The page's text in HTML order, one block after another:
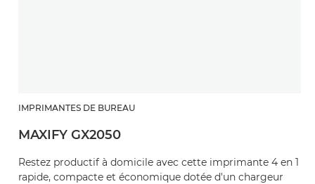
IMPRIMANTES DE BUREAU
MAXIFY GX2050
Restez productif à domicile avec cette imprimante 4 en 1
rapide, compacte et économique dotée d'un chargeur